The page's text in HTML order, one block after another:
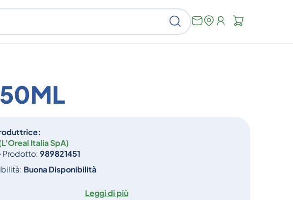
Cerca
Italia SpA)
989821451
Buona Disponibilità
Leggi di più